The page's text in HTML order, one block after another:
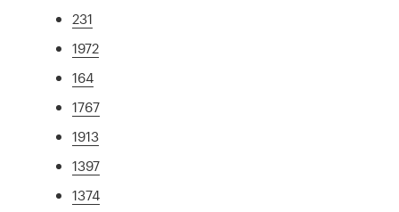
231
1972
164
1767
1913
1397
1374